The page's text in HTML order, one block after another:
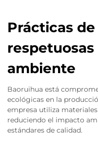
Prácticas
ambiente
Baoruihua está
ecológicas en la
empresa utiliza
reduciendo el impacto
estándares de calidad.